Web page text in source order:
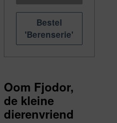
Bestel
'Berenserie'
Oom Fjodor,
de kleine
dierenvriend